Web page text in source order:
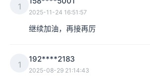
1
2025-11-24 16:51:57
继续加油，再接再厉
1
192****2183
2025-08-29 21:14:43